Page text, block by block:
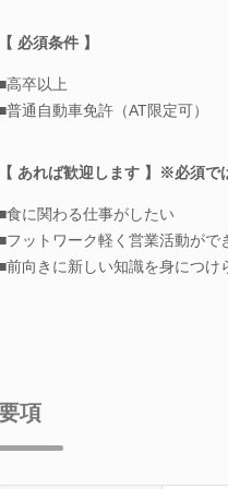
【 必須条件 】
高卒以上
普通自動車免許（AT限定可）
【 あれば歓迎します 】※必須で
食に関わる仕事がしたい
フットワーク軽く営業活動がで
前向きに新しい知識を身につけ
項